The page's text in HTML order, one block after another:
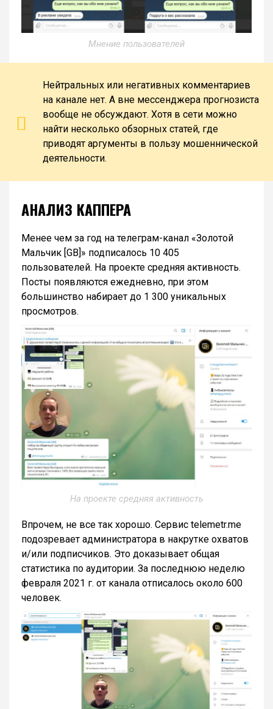
Мнение пользователей
Нейтральных или негативных комментариев
на канале нет. А вне мессенджера прогнозиста
вообще не обсуждают. Хотя в сети можно
найти несколько обзорных статей, где
приводят аргументы в пользу мошеннической
деятельности.
АНАЛИЗ КАППЕРА
Менее чем за год на телеграм-канал «Золотой
Мальчик [GB]» подписалось 10 405
пользователей. На проекте средняя активность.
Посты появляются ежедневно, при этом
большинство набирает до 1 300 уникальных
просмотров.
На проекте средняя активность
Впрочем, не все так хорошо. Сервис telemetr.me
подозревает администратора в накрутке охватов
и/или подписчиков. Это доказывает общая
статистика по аудитории. За последнюю неделю
февраля 2021 г. от канала отписалось около 600
человек.